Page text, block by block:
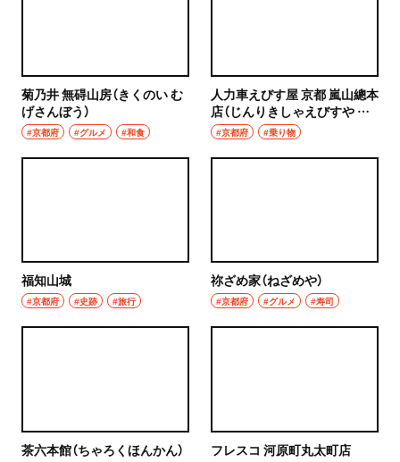
菊乃井 無碍山房（きくのい む
げさんぼう）
#京都府 #グルメ #和食
人力車えびす屋 京都 嵐山總本
店（じんりきしゃえびすや き
ょうと あらしやまそうほんて
ん）
#京都府 #乗り物
福知山城
#京都府 #史跡 #旅行
祢ざめ家（ねざめや）
#京都府 #グルメ #寿司
茶六本館（ちゃろくほんかん） フレスコ 河原町丸太町店